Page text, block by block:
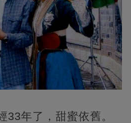
33年了，甜蜜依舊。